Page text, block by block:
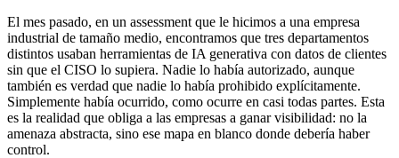
El mes pasado, en un assessment que le hicimos a una empresa
industrial de tamaño medio, encontramos que tres departamentos
distintos usaban herramientas de IA generativa con datos de clientes
sin que el CISO lo supiera. Nadie lo había autorizado, aunque
también es verdad que nadie lo había prohibido explícitamente.
Simplemente había ocurrido, como ocurre en casi todas partes. Esta
es la realidad que obliga a las empresas a ganar visibilidad: no la
amenaza abstracta, sino ese mapa en blanco donde debería haber
control.